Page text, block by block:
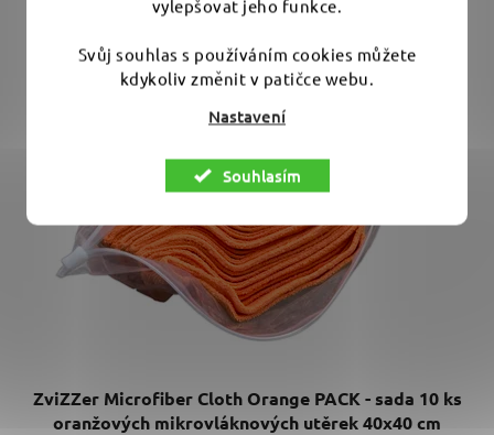
vylepšovat jeho funkce.
Svůj souhlas s používáním cookies můžete
kdykoliv změnit v patičce webu.
Nastavení
Souhlasím
ZviZZer Microfiber Cloth Orange PACK - sada 10 ks
oranžových mikrovláknových utěrek 40x40 cm